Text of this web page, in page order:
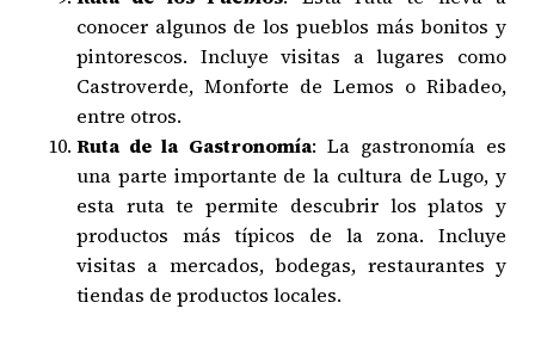
conocer algunos de los pueblos más bonitos y
pintorescos. Incluye visitas a lugares como
Castroverde, Monforte de Lemos o Ribadeo,
entre otros.
Ruta de la Gastronomía: La gastronomía es
una parte importante de la cultura de Lugo, y
esta ruta te permite descubrir los platos y
productos más típicos de la zona. Incluye
visitas a mercados, bodegas, restaurantes y
tiendas de productos locales.